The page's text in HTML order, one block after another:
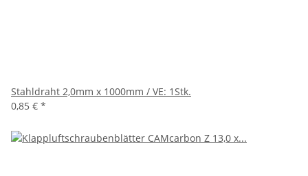
Stahldraht 2,0mm x 1000mm / VE: 1Stk.
0,85 € *